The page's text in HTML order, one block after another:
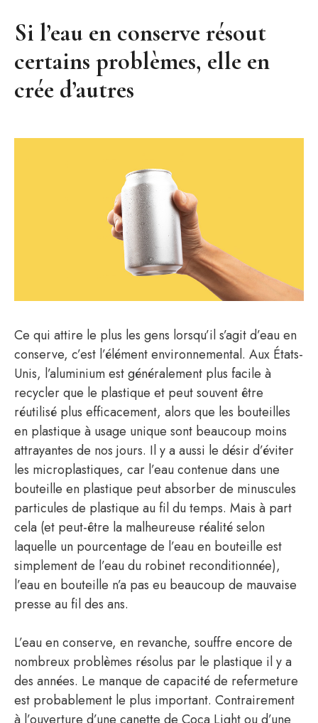
Si l’eau en conserve résout
certains problèmes, elle en
crée d’autres
Ce qui attire le plus les gens lorsqu’il s’agit d’eau en
conserve, c’est l’élément environnemental. Aux États-
Unis, l’aluminium est généralement plus facile à
recycler que le plastique et peut souvent être
réutilisé plus efficacement, alors que les bouteilles
en plastique à usage unique sont beaucoup moins
attrayantes de nos jours. Il y a aussi le désir d’éviter
les microplastiques, car l’eau contenue dans une
bouteille en plastique peut absorber de minuscules
particules de plastique au fil du temps. Mais à part
cela (et peut-être la malheureuse réalité selon
laquelle un pourcentage de l’eau en bouteille est
simplement de l’eau du robinet reconditionnée),
l’eau en bouteille n’a pas eu beaucoup de mauvaise
presse au fil des ans.
L’eau en conserve, en revanche, souffre encore de
nombreux problèmes résolus par le plastique il y a
des années. Le manque de capacité de refermeture
est probablement le plus important. Contrairement